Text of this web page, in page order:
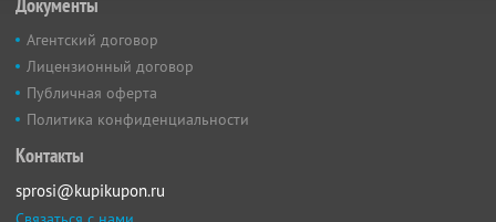
Документы
Агентский договор
Лицензионный договор
Публичная оферта
Политика конфиденциальности
Контакты
sprosi@kupikupon.ru